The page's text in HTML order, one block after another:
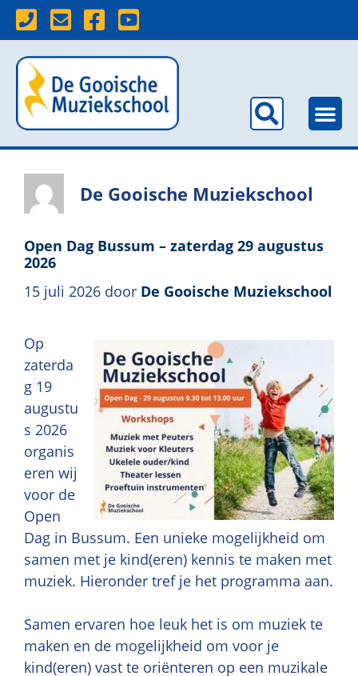
De Gooische Muziekschool
Open Dag Bussum – zaterdag 29 augustus
2026
15 juli 2026 door De Gooische Muziekschool
Op
zaterda
g 19
augustu
s 2026
organis
eren wij
voor de
Open
Dag in Bussum. Een unieke mogelijkheid om
samen met je kind(eren) kennis te maken met
muziek. Hieronder tref je het programma aan.
Samen ervaren hoe leuk het is om muziek te
maken en de mogelijkheid om voor je
kind(eren) vast te oriënteren op een muzikale